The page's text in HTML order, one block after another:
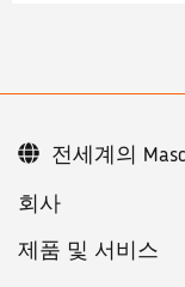
회사
제품 및 서비스
전세계의